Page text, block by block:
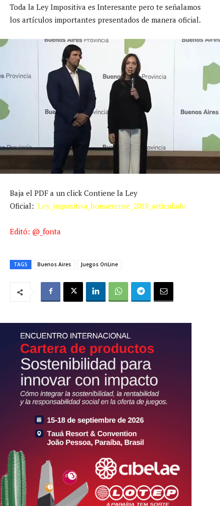
Toda la Ley Impositiva es Interesante pero te señalamos
los artículos importantes presentados de manera oficial.
Baja el PDF a un click Contiene la Ley
Oficial: Ley_impositiva_bonaerense_2018_articulado
Editó: @_fonta
TAGS Buenos Aires Juegos OnLine